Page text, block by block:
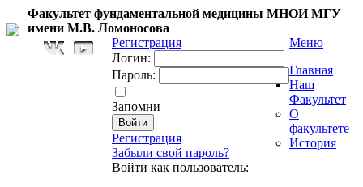
Факультет фундаментальной медицины МНОИ МГУ
имени М.В. Ломоносова
Регистрация
Логин:
Пароль:
Запомни
Регистрация
Забыли свой пароль?
Войти как пользователь:
Меню
Главная
Наш
Факультет
О
факультете
История